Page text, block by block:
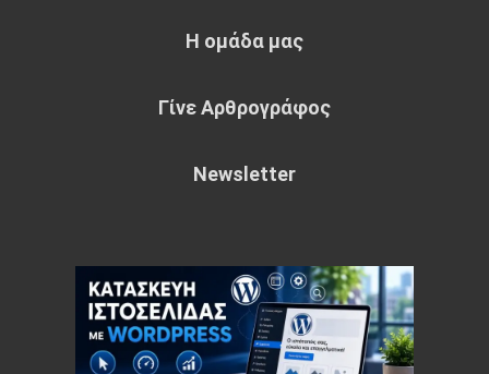
Η ομάδα μας
Γίνε Αρθρογράφος
Newsletter